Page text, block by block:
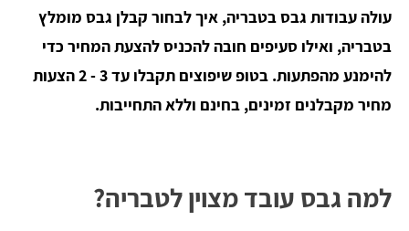
עולה עבודות גבס בטבריה, איך לבחור קבלן גבס מומלץ
בטבריה, ואילו סעיפים חובה להכניס להצעת המחיר כדי
להימנע מהפתעות. בטופ שיפוצים תקבלו עד 3 - 2 הצעות
מחיר מקבלנים זמינים, בחינם וללא התחייבות.
למה גבס עובד מצוין לטבריה?